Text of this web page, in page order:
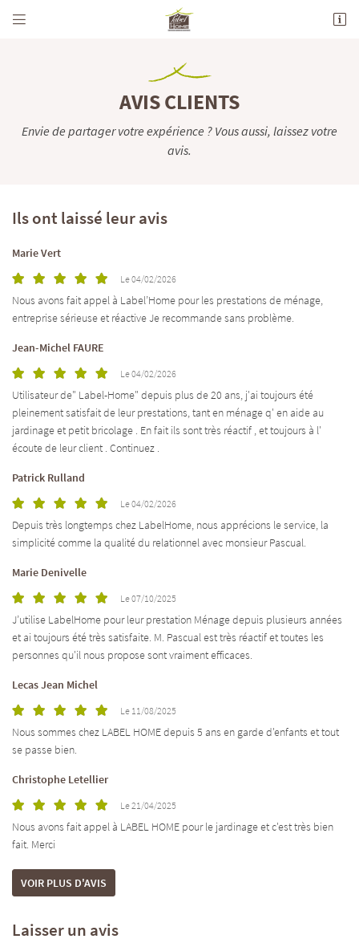

ACCUEIL
- FORMATION
DE LA MAISON
D’ENFANTS
– BRICOLAGE
TARIFS

712 Avenue de la Grande Champagne
 Adresse email de réception
En cochant cette case, vous consentez à recevoir nos propositions commerciales à l'adresse
formulaire de désinscription.
AVIS CLIENTS
Envie de partager votre expérience ? Vous aussi, laissez votre
avis.
Ils ont laissé leur avis
Marie Vert
Le 04/02/2026
Nous avons fait appel à Label’Home pour les prestations de ménage,
entreprise sérieuse et réactive Je recommande sans problème.
Jean-Michel FAURE
Le 04/02/2026
Utilisateur de" Label-Home" depuis plus de 20 ans, j'ai toujours été
pleinement satisfait de leur prestations, tant en ménage q' en aide au
jardinage et petit bricolage . En fait ils sont très réactif , et toujours à l'
écoute de leur client . Continuez .
Patrick Rulland
Le 04/02/2026
Depuis très longtemps chez LabelHome, nous apprécions le service, la
simplicité comme la qualité du relationnel avec monsieur Pascual.
Marie Denivelle
Le 07/10/2025
J’utilise LabelHome pour leur prestation Ménage depuis plusieurs années
et ai toujours été très satisfaite. M. Pascual est très réactif et toutes les
personnes qu'il nous propose sont vraiment efficaces.
Lecas Jean Michel
Le 11/08/2025
Nous sommes chez LABEL HOME depuis 5 ans en garde d'enfants et tout
se passe bien.
Christophe Letellier
Le 21/04/2025
Nous avons fait appel à LABEL HOME pour le jardinage et c'est très bien
fait. Merci
VOIR PLUS D'AVIS
Laisser un avis